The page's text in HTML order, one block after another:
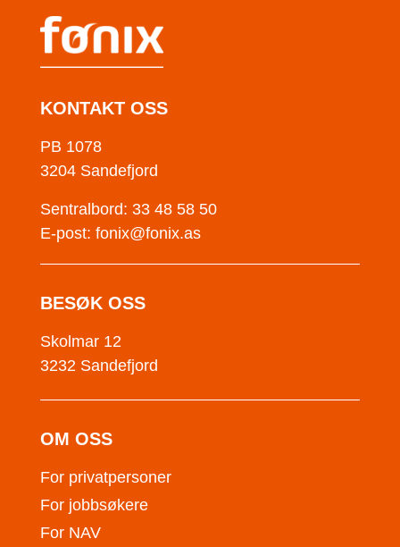
KONTAKT OSS
PB 1078
3204 Sandefjord
Sentralbord: 33 48 58 50
E-post: fonix@fonix.as
BESØK OSS
Skolmar 12
3232 Sandefjord
OM OSS
For privatpersoner
For jobbsøkere
For NAV